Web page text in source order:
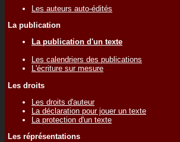
Les auteurs auto-édités
La publication
La publication d'un texte
Les calendriers des publications
L'écriture sur mesure
Les droits
Les droits d'auteur
La déclaration pour jouer un texte
La protection d'un texte
Les réprésentations